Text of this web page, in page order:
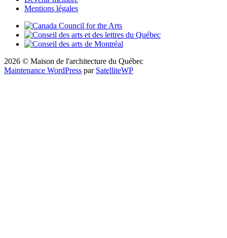
Mentions légales
2026 © Maison de l'architecture du Québec
Maintenance WordPress par SatelliteWP